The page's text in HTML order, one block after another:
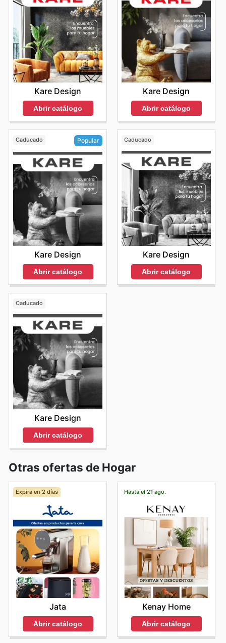
Kare Design
Abrir catálogo
Kare Design
Abrir catálogo
Caducado Popular
Kare Design
Abrir catálogo
Caducado
Kare Design
Abrir catálogo
Caducado
Kare Design
Abrir catálogo
Otras ofertas de Hogar
Expira en 2 días
Jata
Abrir catálogo
Hasta el 21 ago.
Kenay Home
Abrir catálogo